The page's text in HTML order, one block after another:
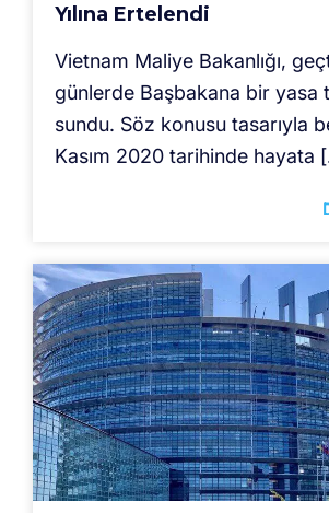
Yılına Ertelendi
Vietnam Maliye Bakanlığı,
günlerde Başbakana bir yasa
sundu. Söz konusu tasarıyla
Kasım 2020 tarihinde hayata